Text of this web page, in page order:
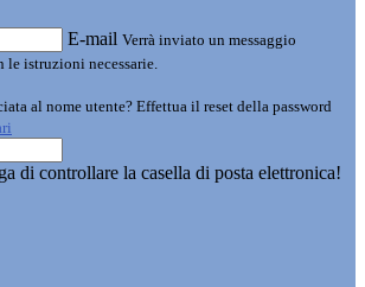
E-mail Verrà inviato un messaggio
istruzioni necessarie.
al nome utente? Effettua il reset della password
di controllare la casella di posta elettronica!